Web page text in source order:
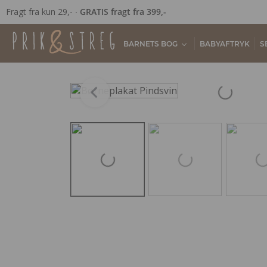
Fragt fra kun 29,- ∙ GRATIS fragt fra 399,-
BARNETS BOG BABYAFTRYK